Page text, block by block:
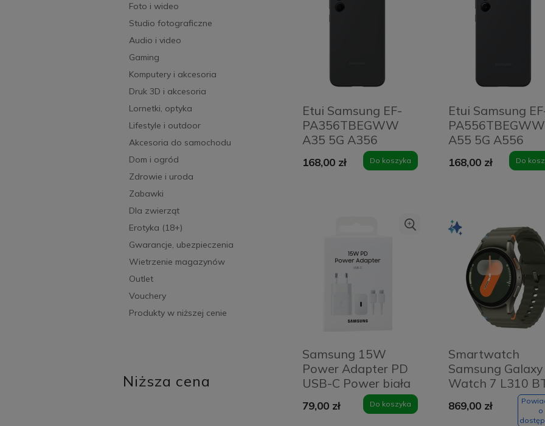
Foto i wideo
Studio fotograficzne
Audio i video
Gaming
Komputery i akcesoria
Druk 3D i akcesoria
Lornetki, optyka
Lifestyle i outdoor
Akcesoria do samochodu
Dom i ogród
Zdrowie i uroda
Zabawki
Dla zwierząt
Erotyka (18+)
Gwarancje, ubezpieczenia
Wietrzenie magazynów
Outlet
Vouchery
Produkty w niższej cenie
Niższa cena
Etui Samsung EF-
PA356TBEGWW
A35 5G A356
czarny/black
Silicone Cover
168,00 zł Do koszyka
Etui Samsung
PA556TBEGWW
A55 5G A556
czarny/black
Silicone Cover
168,00 zł Do
Samsung 15W
Power Adapter PD
USB-C Power biała
z kablem USB-C
79,00 zł Do koszyka
Smartwatch
Samsung Galaxy
Watch 7 L310
44 mm zielony
[outlet]
869,00 zł
o